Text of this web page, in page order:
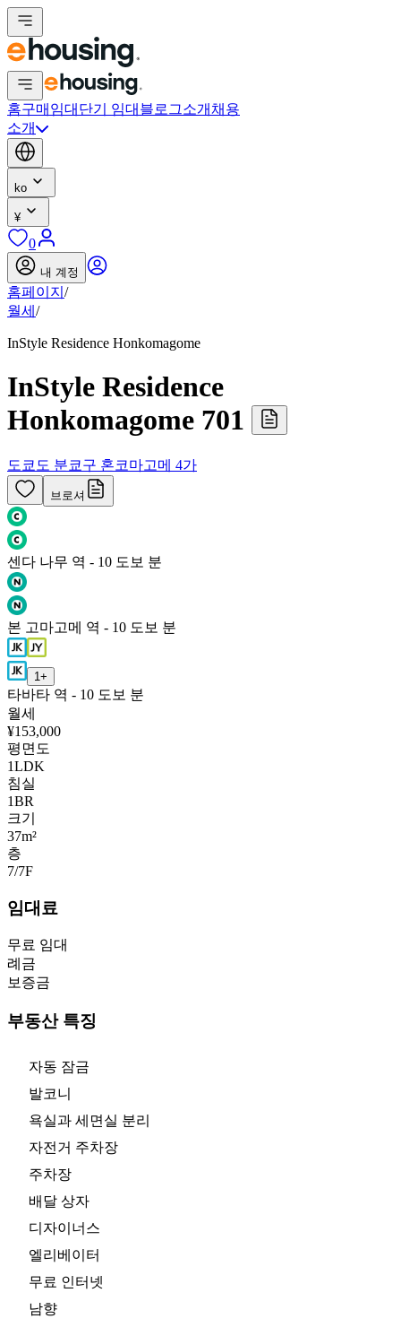
홈구매 임대 단기 임대 블로그소개 채용
소개
ko
¥
0
내 계정
홈페이지 /
월세 /
InStyle Residence Honkomagome
InStyle Residence
Honkomagome 701
도쿄도 분쿄구 혼코마고메 4가
브로셔
센다 나무 역 - 10 도보 분
본 고마고메 역 - 10 도보 분
1 +
타바타 역 - 10 도보 분
월세
¥153,000
평면도
1LDK
침실
1BR
크기
37m²
층
7/7F
임대료
무료 임대
례금
보증금
부동산 특징
자동 잠금
발코니
욕실과 세면실 분리
자전거 주차장
주차장
배달 상자
디자이너스
엘리베이터
무료 인터넷
남향